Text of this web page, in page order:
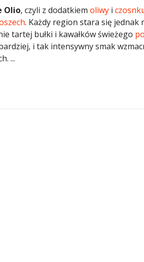
Olio, czyli z dodatkiem oliwy i
. Każdy region stara się jednak
tartej bułki i kawałków świeżego
i tak intensywny smak
...